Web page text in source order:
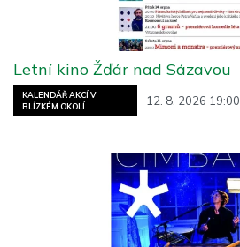
KALENDÁŘ AKCÍ V
BLÍZKÉM OKOLÍ
12. 8. 2026 19:00
Letní kino Žďár nad Sázavou